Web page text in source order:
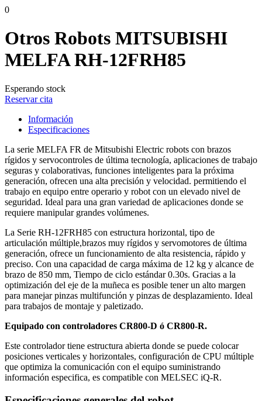
0
Otros Robots MITSUBISHI
MELFA RH-12FRH85
Esperando stock
Reservar cita
Información
Especificaciones
La serie MELFA FR de Mitsubishi Electric robots con brazos
rígidos y servocontroles de última tecnología, aplicaciones de trabajo
seguras y colaborativas, funciones inteligentes para la próxima
generación, ofrecen una alta precisión y velocidad. permitiendo el
trabajo en equipo entre operario y robot con un elevado nivel de
seguridad. Ideal para una gran variedad de aplicaciones donde se
requiere manipular grandes volúmenes.
La Serie RH-12FRH85 con estructura horizontal, tipo de
articulación múltiple,brazos muy rígidos y servomotores de última
generación, ofrece un funcionamiento de alta resistencia, rápido y
preciso. Con una capacidad de carga máxima de 12 kg y alcance de
brazo de 850 mm, Tiempo de ciclo estándar 0.30s. Gracias a la
optimización del eje de la muñeca es posible tener un alto margen
para manejar pinzas multifunción y pinzas de desplazamiento. Ideal
para trabajos de montaje y paletizado.
Equipado con controladores CR800-D ó CR800-R.
Este controlador tiene estructura abierta donde se puede colocar
posiciones verticales y horizontales, configuración de CPU múltiple
que optimiza la comunicación con el equipo suministrando
información especifica, es compatible con MELSEC iQ-R.